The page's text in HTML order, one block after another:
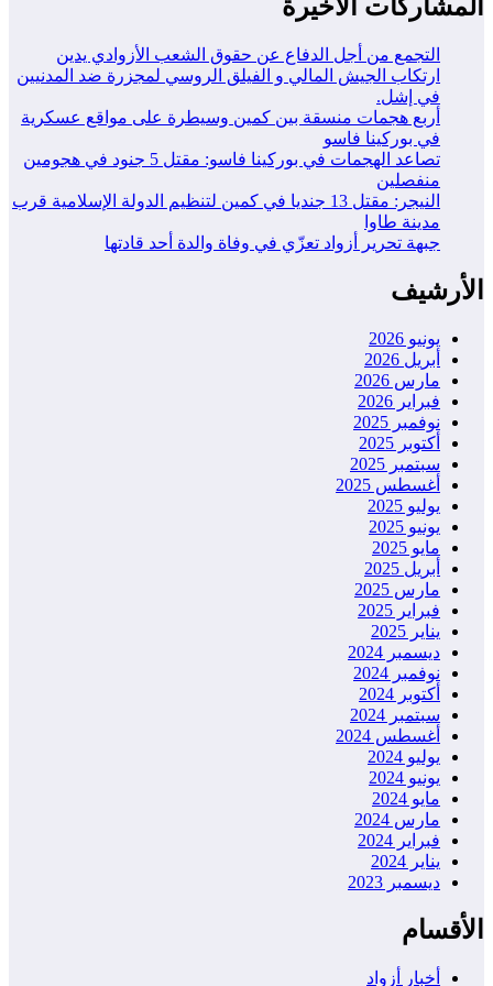
المشاركات الاخيرة
التجمع من أجل الدفاع عن حقوق الشعب الأزوادي يدين
ارتكاب الجيش المالي و الفيلق الروسي لمجزرة ضد المدنيين
في إشل.
أربع هجمات منسقة بين كمين وسيطرة على مواقع عسكرية
في بوركينا فاسو
تصاعد الهجمات في بوركينا فاسو: مقتل 5 جنود في هجومين
منفصلين
النيجر: مقتل 13 جنديا في كمين لتنظيم الدولة الإسلامية قرب
مدينة طاوا
جبهة تحرير أزواد تعزّي في وفاة والدة أحد قادتها
الأرشيف
يونيو 2026
أبريل 2026
مارس 2026
فبراير 2026
نوفمبر 2025
أكتوبر 2025
سبتمبر 2025
أغسطس 2025
يوليو 2025
يونيو 2025
مايو 2025
أبريل 2025
مارس 2025
فبراير 2025
يناير 2025
ديسمبر 2024
نوفمبر 2024
أكتوبر 2024
سبتمبر 2024
أغسطس 2024
يوليو 2024
يونيو 2024
مايو 2024
مارس 2024
فبراير 2024
يناير 2024
ديسمبر 2023
الأقسام
أخبار أزواد